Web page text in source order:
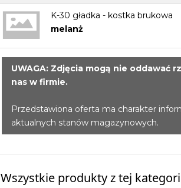
K-30 gładka - kostka brukowa
melanż
UWAGA: Zdjęcia mogą nie
nas w firmie.
Przedstawiona oferta ma charakter
aktualnych stanów magazynowych.
Wszystkie produkty z tej